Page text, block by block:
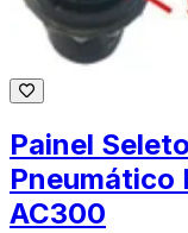
Painel
Pneumático
AC300